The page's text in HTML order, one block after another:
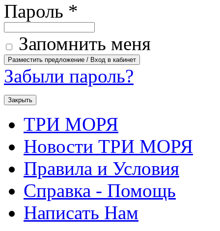
Пароль *
Запомнить меня
Забыли пароль?
Закрыть
ТРИ МОРЯ
Новости ТРИ МОРЯ
Правила и Условия
Справка - Помощь
Написать Нам